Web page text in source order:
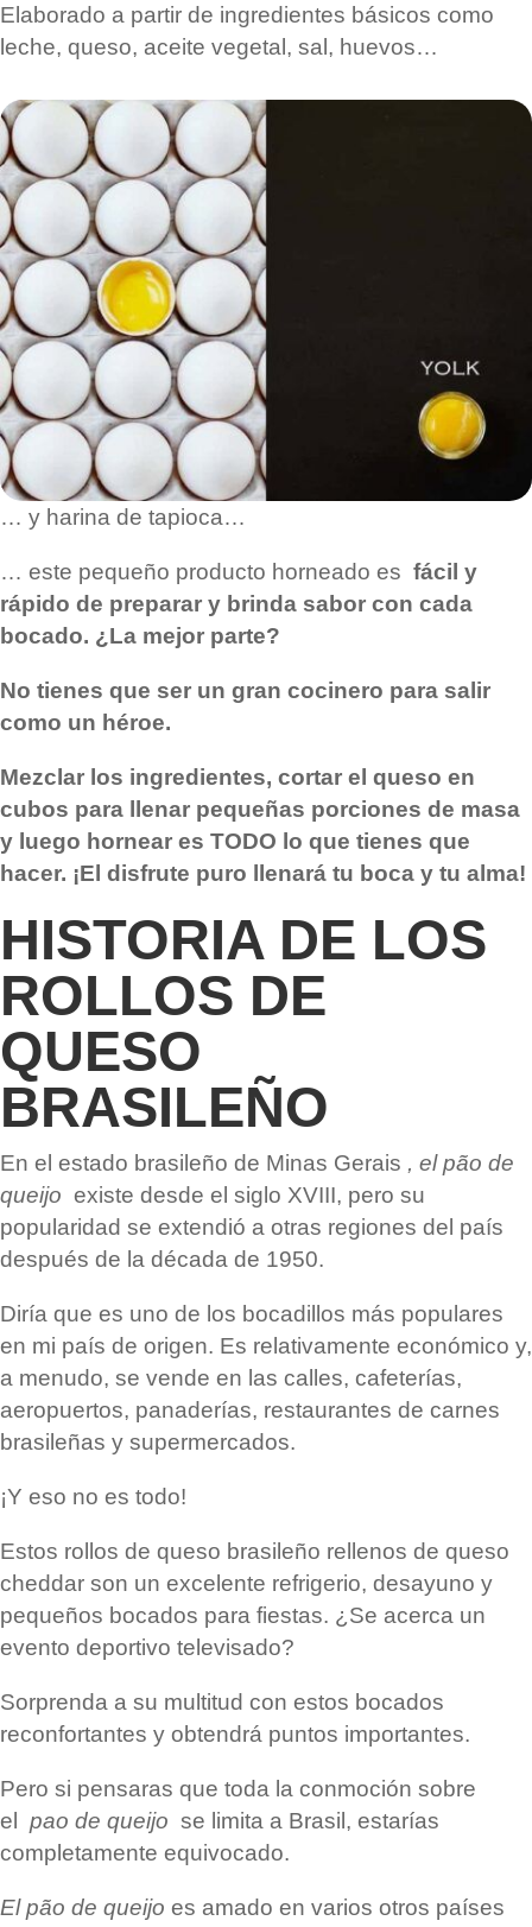
Elaborado a partir de ingredientes básicos como
leche, queso, aceite vegetal, sal, huevos…
… y harina de tapioca…
… este pequeño producto horneado es fácil y
rápido de preparar y brinda sabor con cada
bocado. ¿La mejor parte?
No tienes que ser un gran cocinero para salir
como un héroe.
Mezclar los ingredientes, cortar el queso en
cubos para llenar pequeñas porciones de masa
y luego hornear es TODO lo que tienes que
hacer. ¡El disfrute puro llenará tu boca y tu alma!
HISTORIA DE LOS
ROLLOS DE
QUESO
BRASILEÑO
En el estado brasileño de Minas Gerais , el pão de
queijo existe desde el siglo XVIII, pero su
popularidad se extendió a otras regiones del país
después de la década de 1950.
Diría que es uno de los bocadillos más populares
en mi país de origen. Es relativamente económico y,
a menudo, se vende en las calles, cafeterías,
aeropuertos, panaderías, restaurantes de carnes
brasileñas y supermercados.
¡Y eso no es todo!
Estos rollos de queso brasileño rellenos de queso
cheddar son un excelente refrigerio, desayuno y
pequeños bocados para fiestas. ¿Se acerca un
evento deportivo televisado?
Sorprenda a su multitud con estos bocados
reconfortantes y obtendrá puntos importantes.
Pero si pensaras que toda la conmoción sobre
el pao de queijo se limita a Brasil, estarías
completamente equivocado.
El pão de queijo es amado en varios otros países